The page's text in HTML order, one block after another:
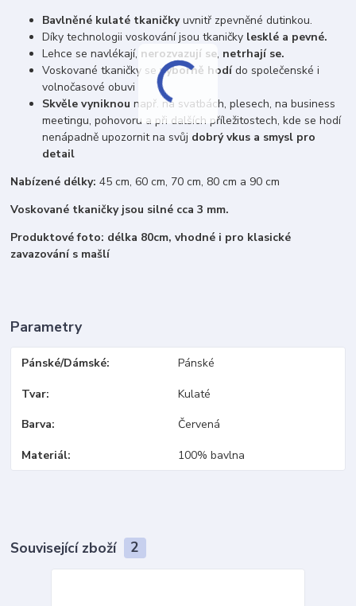
Bavlněné kulaté tkaničkyuvnitř zpevněné dutinkou.
Díky technologii voskování jsou tkaničky lesklé a pevné.
Lehce se navlékají, nerozvazují se, netrhají se.
Voskované tkaničky sevýborně hodído společenské i
volnočasové obuvi
Skvěle vyniknou např. na svatbách, plesech, na business
meetingu, pohovoru a při dalších příležitostech, kde se hodí
nenápadně upozornit na svůj dobrý vkus a smysl pro
detail
Nabízené délky: 45 cm, 60 cm, 70 cm, 80 cm a 90 cm
Voskované tkaničky jsou silné cca 3 mm.
Produktové foto: délka 80cm, vhodné i pro klasické
zavazování s mašlí
Parametry
Pánské/Dámské Pánské
Tvar Kulaté
Barva Červená
Materiál 100% bavlna
Související zboží 2